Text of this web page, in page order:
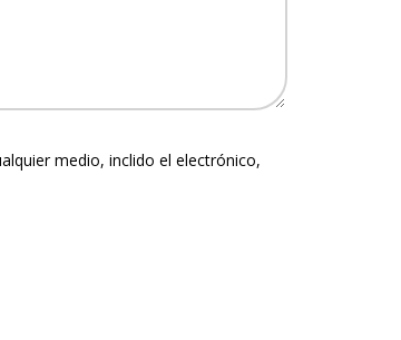
medio, inclido el electrónico,